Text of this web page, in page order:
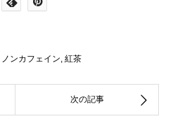
ノンカフェイン, 紅茶